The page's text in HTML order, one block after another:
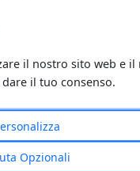
il nostro sito web e il
il tuo consenso.
Opzionali